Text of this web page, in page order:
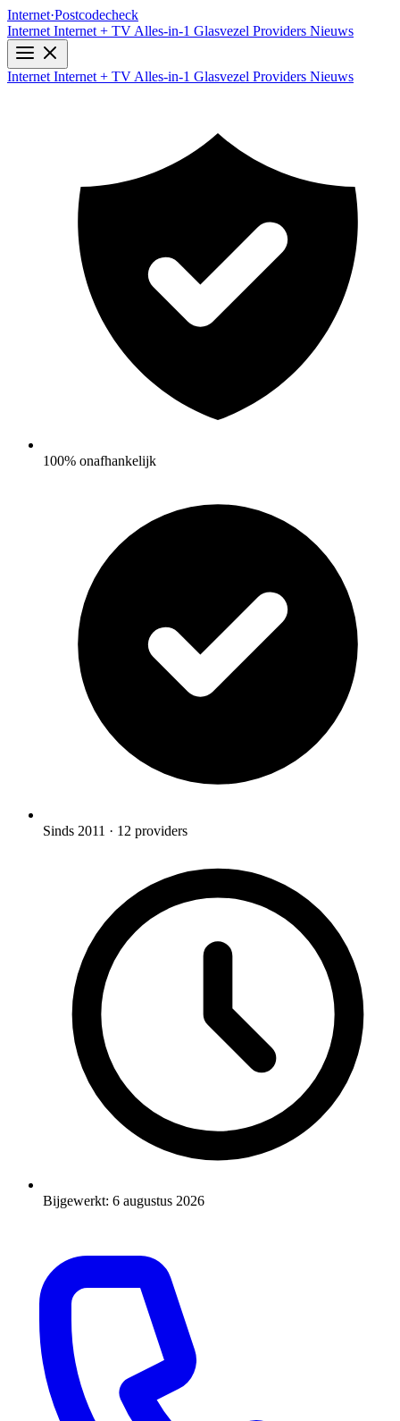
Internet·Postcodecheck
Internet Internet + TV Alles-in-1 Glasvezel Providers Nieuws
Internet Internet + TV Alles-in-1 Glasvezel Providers Nieuws
100% onafhankelijk
Sinds 2011 · 12 providers
Bijgewerkt: 6 augustus 2026